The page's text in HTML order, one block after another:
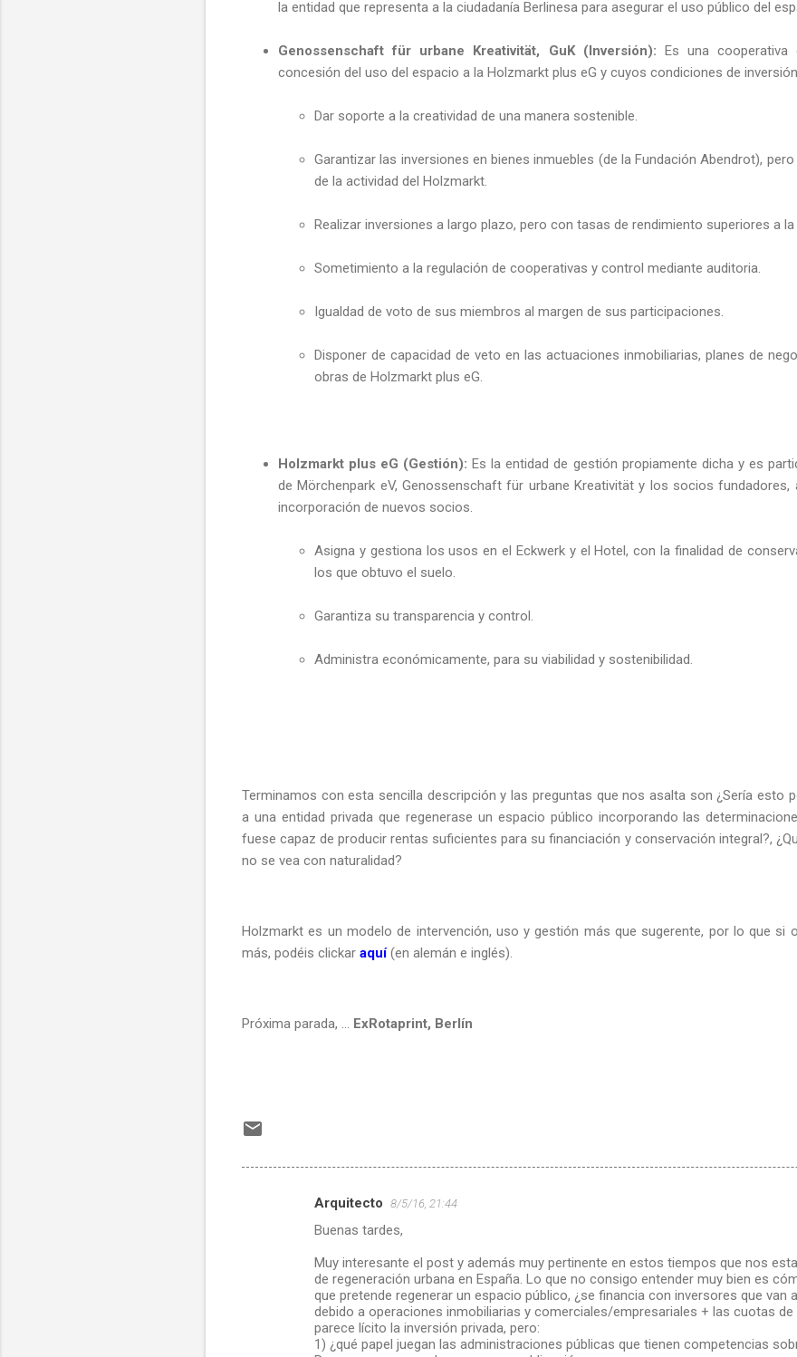
la entidad que representa a la ciudadanía Berlinesa para asegurar el uso público del
Genossenschaft für urbane Kreativität, GuK (Inversión): Es una cooperativa
concesión del uso del espacio a la Holzmarkt plus eG y cuyos condiciones de
Dar soporte a la creatividad de una manera sostenible.
Garantizar las inversiones en bienes inmuebles (de la Fundación Abendrot),
de la actividad del Holzmarkt.
Realizar inversiones a largo plazo, pero con tasas de rendimiento superiores a la
Sometimiento a la regulación de cooperativas y control mediante auditoria.
Igualdad de voto de sus miembros al margen de sus participaciones.
Disponer de capacidad de veto en las actuaciones inmobiliarias, planes de
obras de Holzmarkt plus eG.
Holzmarkt plus eG (Gestión): Es la entidad de gestión propiamente dicha y es
de Mörchenpark eV, Genossenschaft für urbane Kreativität y los socios fundadores,
incorporación de nuevos socios.
Asigna y gestiona los usos en el Eckwerk y el Hotel, con la finalidad de
los que obtuvo el suelo.
Garantiza su transparencia y control.
Administra económicamente, para su viabilidad y sostenibilidad.
Terminamos con esta sencilla descripción y las preguntas que nos asalta son ¿Sería esto
a una entidad privada que regenerase un espacio público incorporando las
fuese capaz de producir rentas suficientes para su financiación y conservación integral?,
no se vea con naturalidad?
Holzmarkt es un modelo de intervención, uso y gestión más que sugerente, por lo que si
más, podéis clickar aquí(en alemán e inglés).
Próxima parada, … ExRotaprint, Berlín
Arquitecto 8/5/16, 21:44
Buenas tardes,
Muy interesante el post y además muy pertinente en estos tiempos que nos
de regeneración urbana en España. Lo que no consigo entender muy bien es
que pretende regenerar un espacio público, ¿se financia con inversores que van
debido a operaciones inmobiliarias y comerciales/empresariales + las cuotas
parece lícito la inversión privada, pero:
1) ¿qué papel juegan las administraciones públicas que tienen competencias